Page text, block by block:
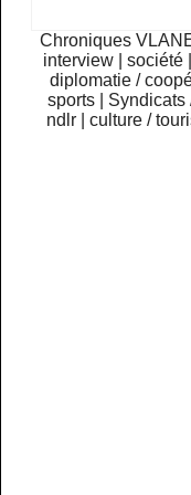
Chroniques
interview
|société
diplomatie /
sports
Syndicats
ndlr
|culture /